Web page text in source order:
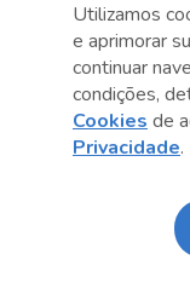
Utilizamos
e aprimorar
continuar
condições,
Cookies de
Privacidade.